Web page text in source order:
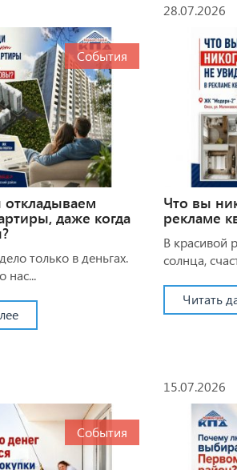
События
даже когда
только в деньгах.
нас...
28.07.2026
Что вы
рекламе
В красивой
солнца,
Читать
События
15.07.2026